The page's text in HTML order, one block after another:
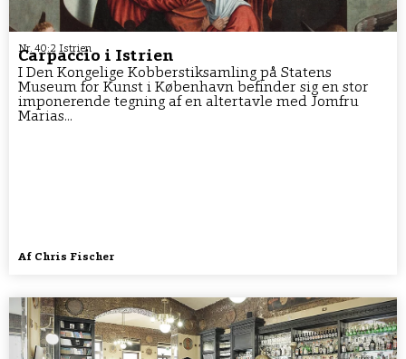
Nr. 40:2 Istrien
Carpaccio i Istrien
I Den Kongelige Kobberstiksamling på Statens
Museum for Kunst i København befinder sig en stor
imponerende tegning af en altertavle med Jomfru
Marias...
Af Chris Fischer